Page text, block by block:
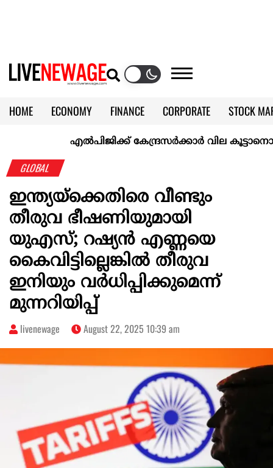
HOME ECONOMY FINANCE CORPORATE
STOCK
KERALA @70
എല്‍പിജിക്ക് കേന്ദ്രസർക്കാർ വില
GLOBAL
ഇന്ത്യയ്ക്കെതിരെ വീണ്ടും
തീരുവ ഭീഷണിയുമായി
യുഎസ്; റഷ്യൻ എണ്ണയെ
കൈവിട്ടില്ലെങ്കിൽ തീരുവ
ഇനിയും വർധിപ്പിക്കുമെന്ന്
മുന്നറിയിപ്പ്
livenewage August 22, 2025 10:39 am